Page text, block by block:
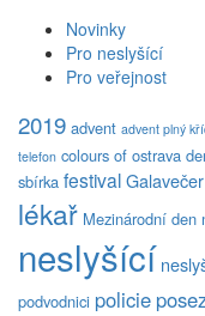
Novinky
Pro neslyšící
Pro veřejnost
2019 advent advent plný
telefon colours of ostrava
sbírka festivalGalavečer
lékař Mezinárodní den
neslyšící
podvodnici policie